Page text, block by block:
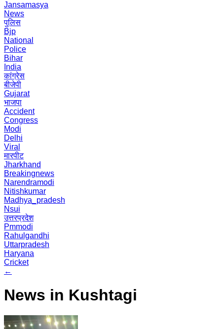
Jansamasya
News
पुलिस
Bjp
National
Police
Bihar
India
कांग्रेस
बीजेपी
Gujarat
भाजपा
Accident
Congress
Modi
Delhi
Viral
मारपीट
Jharkhand
Breakingnews
Narendramodi
Nitishkumar
Madhya_pradesh
Nsui
उत्तरप्रदेश
Pmmodi
Rahulgandhi
Uttarpradesh
Haryana
Cricket
←
News in Kushtagi